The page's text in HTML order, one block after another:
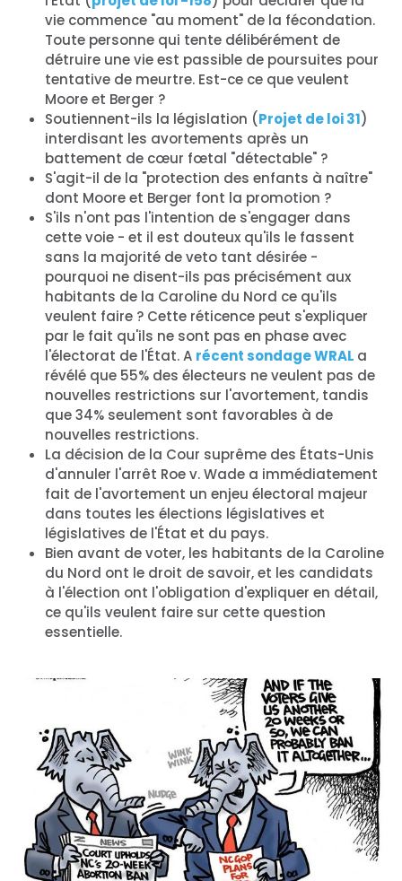
vie commence "au moment" de la fécondation.
Toute personne qui tente délibérément de
détruire une vie est passible de poursuites pour
tentative de meurtre. Est-ce ce que veulent
Moore et Berger ?
Soutiennent-ils la législation (Projet de loi 31)
interdisant les avortements après un
battement de cœur fœtal "détectable" ?
S'agit-il de la "protection des enfants à naître"
dont Moore et Berger font la promotion ?
S'ils n'ont pas l'intention de s'engager dans
cette voie - et il est douteux qu'ils le fassent
sans la majorité de veto tant désirée -
pourquoi ne disent-ils pas précisément aux
habitants de la Caroline du Nord ce qu'ils
veulent faire ? Cette réticence peut s'expliquer
par le fait qu'ils ne sont pas en phase avec
l'électorat de l'État. A récent sondage WRAL a
révélé que 55% des électeurs ne veulent pas de
nouvelles restrictions sur l'avortement, tandis
que 34% seulement sont favorables à de
nouvelles restrictions.
La décision de la Cour suprême des États-Unis
d'annuler l'arrêt Roe v. Wade a immédiatement
fait de l'avortement un enjeu électoral majeur
dans toutes les élections législatives et
législatives de l'État et du pays.
Bien avant de voter, les habitants de la Caroline
du Nord ont le droit de savoir, et les candidats
à l'élection ont l'obligation d'expliquer en détail,
ce qu'ils veulent faire sur cette question
essentielle.